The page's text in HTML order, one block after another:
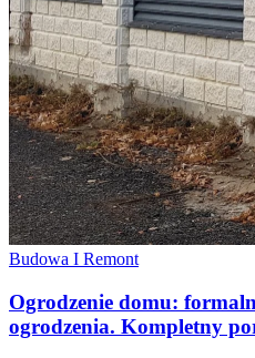
Budowa I Remont
Ogrodzenie domu:
ogrodzenia. Kompletny